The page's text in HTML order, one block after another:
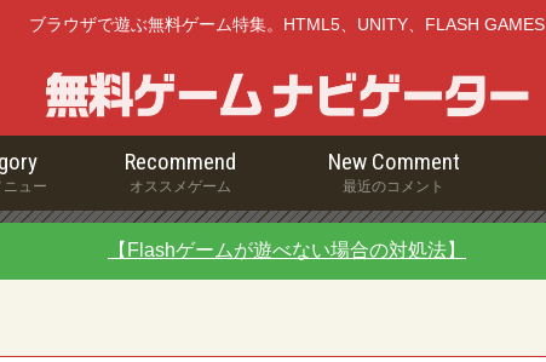
ブラウザで遊ぶ無料ゲーム特集。HTML5、UNITY、FLASH GAMES
ュー
Recommend
オススメゲーム
New Comment
最近のコメント
【Flashゲームが遊べない場合の対処法】